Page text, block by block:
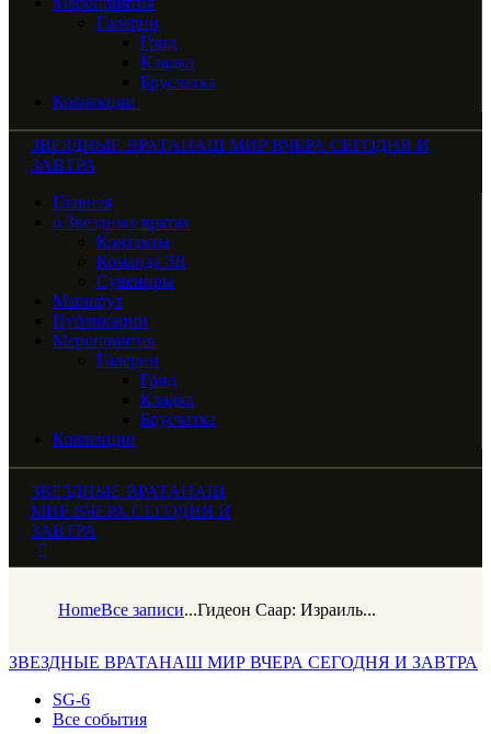
Галерии
Грид
Кладка
Брусчатка
Коллекции
ЗВЕЗДНЫЕ ВРАТАНАШ МИР ВЧЕРА СЕГОДНЯ И
ЗАВТРА
Главная
о Звездных вратах
Контакты
Команда ЗВ
Сувениры
Маршрут
Публикации
Мероприятия
Галерии
Грид
Кладка
Брусчатка
Коллекции
ЗВЕЗДНЫЕ ВРАТАНАШ
МИР ВЧЕРА СЕГОДНЯ И
ЗАВТРА
HomeВсе записи...Гидеон Саар: Израиль...
ЗВЕЗДНЫЕ ВРАТАНАШ МИР ВЧЕРА СЕГОДНЯ И ЗАВТРА
SG-6
Все события